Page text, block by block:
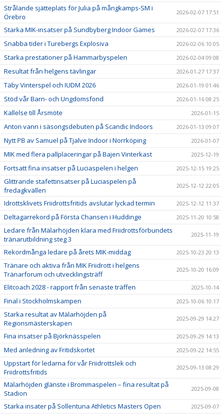
Strålande sjätteplats för Julia på mångkamps-SM i
Örebro
2026-02-07 17:51
Starka MIK-insatser på Sundbyberg Indoor Games 2026-02-07 17:36
Snabba tider i Turebergs Explosiva 2026-02-06 10:05
Starka prestationer på Hammarbyspelen 2026-02-04 09:08
Resultat från helgens tävlingar 2026-01-27 17:37
Täby Vinterspel och IUDM 2026 2026-01-19 01:46
Stöd vår Barn- och Ungdomsfond 2026-01-16 08:25
Kallelse till Årsmöte 2026-01-15
Anton vann i säsongsdebuten på Scandic Indoors 2026-01-13 09:07
Nytt PB av Samuel på Tjalve Indoor i Norrköping 2026-01-07
MIK med flera pallplaceringar på Bajen Vinterkast 2025-12-19
Fortsatt fina insatser på Luciaspelen i helgen 2025-12-15 19:25
Glittrande stafettinsatser på Luciaspelen på
fredagkvällen
2025-12-12 22:05
Idrottsklivets Friidrottsfritids avslutar lyckad termin 2025-12-12 11:37
Deltagarrekord på Första Chansen i Huddinge 2025-11-20 10:58
Ledare från Mälarhöjden klara med Friidrottsförbundets
tränarutbildning steg 3
2025-11-19
Rekordmånga ledare på årets MIK-middag 2025-10-23 20:13
Tränare och aktiva från MIK Friidrott i helgens
Tränarforum och utvecklingsträff
2025-10-20 16:09
Elitcoach 2028 - rapport från senaste träffen 2025-10-14
Final i Stockholmskampen 2025-10-06 10:17
Starka resultat av Mälarhöjden på
Regionsmästerskapen
2025-09-29 14:27
Fina insatser på Björknässpelen 2025-09-29 14:13
Med anledning av Fritidskortet 2025-09-22 14:55
Uppstart för ledarna för vår Friidrottslek och
Friidrottsfritids
2025-09-13 08:29
Mälarhöjden glänste i Brommaspelen – fina resultat på
Stadion
2025-09-08
Starka insater på Sollentuna Athletics Masters Open 2025-09-07